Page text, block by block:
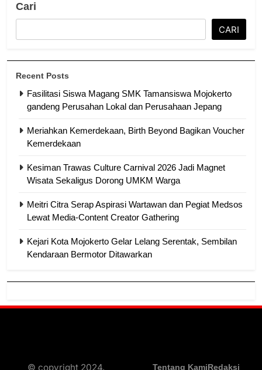
Cari
CARI
Recent Posts
Fasilitasi Siswa Magang SMK Tamansiswa Mojokerto
gandeng Perusahan Lokal dan Perusahaan Jepang
Meriahkan Kemerdekaan, Birth Beyond Bagikan Voucher
Kemerdekaan
Kesiman Trawas Culture Carnival 2026 Jadi Magnet
Wisata Sekaligus Dorong UMKM Warga
Meitri Citra Serap Aspirasi Wartawan dan Pegiat Medsos
Lewat Media-Content Creator Gathering
Kejari Kota Mojokerto Gelar Lelang Serentak, Sembilan
Kendaraan Bermotor Ditawarkan
© copyright 2024, Tentang KamiRedaksi